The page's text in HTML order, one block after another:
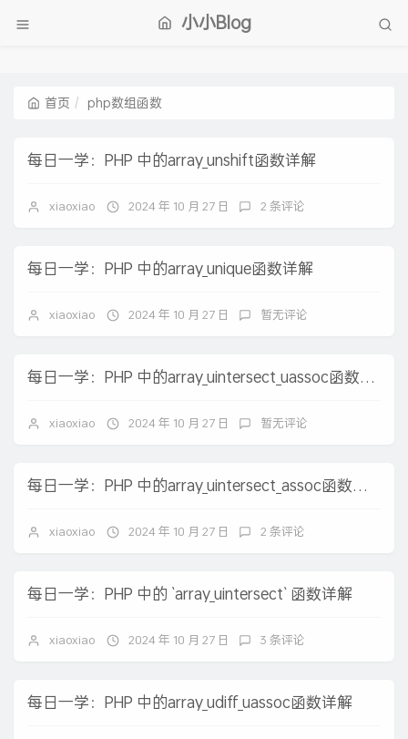
小小Blog
首页 php数组函数
每日一学：PHP 中的array_unshift函数详解
xiaoxiao 2024 年 10 月 27 日 2 条评论
每日一学：PHP 中的array_unique函数详解
xiaoxiao 2024 年 10 月 27 日 暂无评论
每日一学：PHP 中的array_uintersect_uassoc函数详解
xiaoxiao 2024 年 10 月 27 日 暂无评论
每日一学：PHP 中的array_uintersect_assoc函数详解
xiaoxiao 2024 年 10 月 27 日 2 条评论
每日一学：PHP 中的 `array_uintersect` 函数详解
xiaoxiao 2024 年 10 月 27 日 3 条评论
每日一学：PHP 中的array_udiff_uassoc函数详解